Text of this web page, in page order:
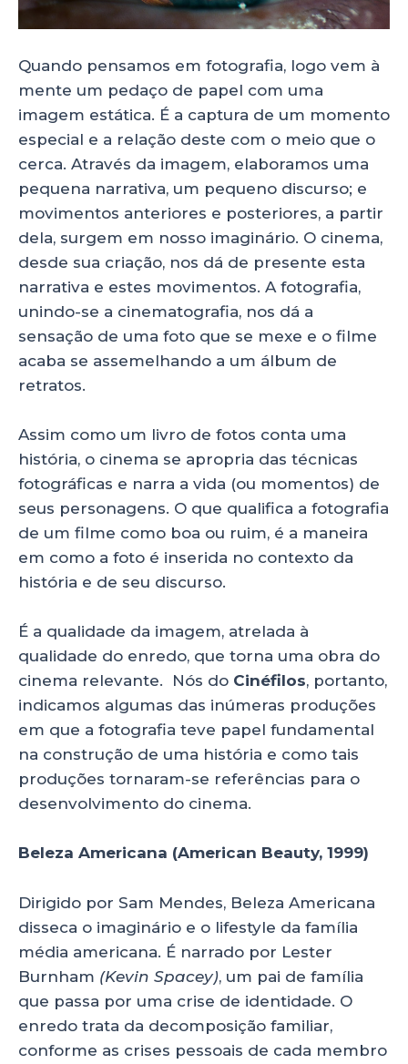
Quando pensamos em fotografia, logo vem à
mente um pedaço de papel com uma
imagem estática. É a captura de um momento
especial e a relação deste com o meio que o
cerca. Através da imagem, elaboramos uma
pequena narrativa, um pequeno discurso; e
movimentos anteriores e posteriores, a partir
dela, surgem em nosso imaginário. O cinema,
desde sua criação, nos dá de presente esta
narrativa e estes movimentos. A fotografia,
unindo-se a cinematografia, nos dá a
sensação de uma foto que se mexe e o filme
acaba se assemelhando a um álbum de
retratos.
Assim como um livro de fotos conta uma
história, o cinema se apropria das técnicas
fotográficas e narra a vida (ou momentos) de
seus personagens. O que qualifica a fotografia
de um filme como boa ou ruim, é a maneira
em como a foto é inserida no contexto da
história e de seu discurso.
É a qualidade da imagem, atrelada à
qualidade do enredo, que torna uma obra do
cinema relevante. Nós do Cinéfilos, portanto,
indicamos algumas das inúmeras produções
em que a fotografia teve papel fundamental
na construção de uma história e como tais
produções tornaram-se referências para o
desenvolvimento do cinema.
Beleza Americana (American Beauty, 1999)
Dirigido por Sam Mendes, Beleza Americana
disseca o imaginário e o lifestyle da família
média americana. É narrado por Lester
Burnham (Kevin Spacey), um pai de família
que passa por uma crise de identidade. O
enredo trata da decomposição familiar,
conforme as crises pessoais de cada membro